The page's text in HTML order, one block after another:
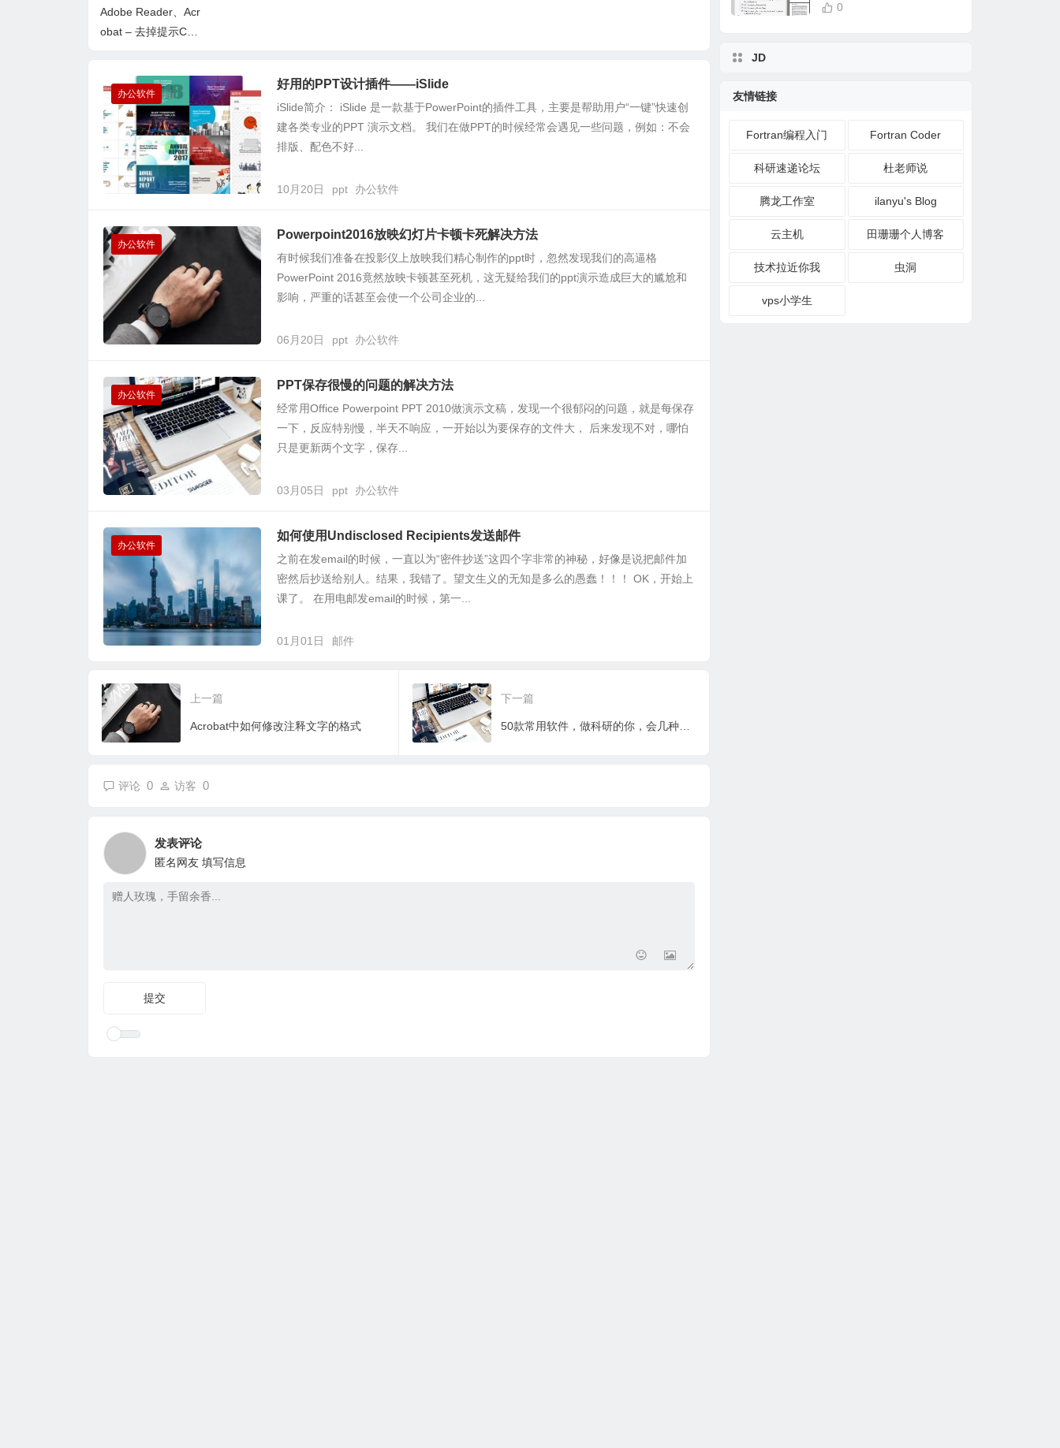
Adobe Reader、Acr
obat – 去掉提示Cont
hile the document is
being prepared for r
eading
办公软件
好用的PPT设计插件——iSlide
iSlide简介： iSlide 是一款基于PowerPoint的插件工具，主要是帮助用户“一键”快速创
建各类专业的PPT 演示文档。 我们在做PPT的时候经常会遇见一些问题，例如：不会
排版、配色不好...
10月20日 ppt 办公软件
办公软件
Powerpoint2016放映幻灯片卡顿卡死解决方法
有时候我们准备在投影仪上放映我们精心制作的ppt时，忽然发现我们的高逼格
PowerPoint 2016竟然放映卡顿甚至死机，这无疑给我们的ppt演示造成巨大的尴尬和
影响，严重的话甚至会使一个公司企业的...
06月20日 ppt 办公软件
办公软件
PPT保存很慢的问题的解决方法
经常用Office Powerpoint PPT 2010做演示文稿，发现一个很郁闷的问题，就是每保存
一下，反应特别慢，半天不响应，一开始以为要保存的文件大， 后来发现不对，哪怕
只是更新两个文字，保存...
03月05日 ppt 办公软件
办公软件
如何使用Undisclosed Recipients发送邮件
之前在发email的时候，一直以为“密件抄送”这四个字非常的神秘，好像是说把邮件加
密然后抄送给别人。结果，我错了。望文生义的无知是多么的愚蠢！！！ OK，开始上
课了。 在用电邮发email的时候，第一...
01月01日 邮件
上一篇
Acrobat中如何修改注释文字的格式
下一篇
50款常用软件，做科研的你，会几种？(生物医学专业)
评论 0 访客 0
发表评论
匿名网友 填写信息
0
JD
友情链接
Fortran编程入门 Fortran Coder
科研速递论坛 杜老师说
腾龙工作室 ilanyu's Blog
云主机 田珊珊个人博客
技术拉近你我 虫洞
vps小学生